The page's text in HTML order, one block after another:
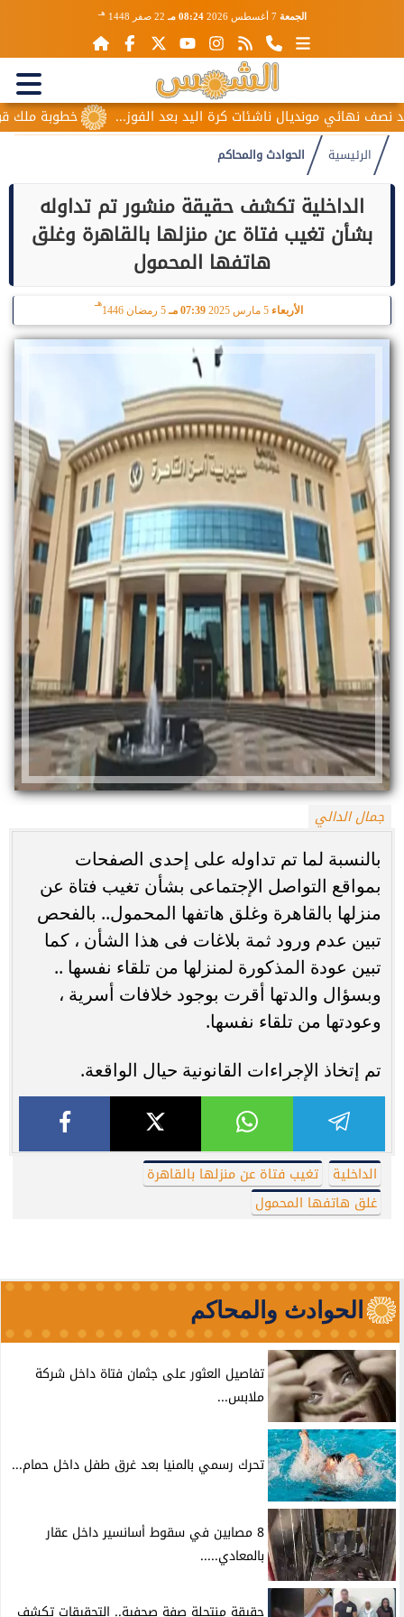
الجمعة 7 أغسطس 2026 08:24 مـ 22 صفر 1448 هـ
خطوبة ملك قورة مونديال ناشئات كرة اليد بعد الفوز...
الرئيسية الحوادث والمحاكم
الداخلية تكشف حقيقة منشور تم تداوله
بشأن تغيب فتاة عن منزلها بالقاهرة وغلق
هاتفها المحمول
الأربعاء 5 مارس 2025 07:39 مـ 5 رمضان 1446
هـ
جمال الدالي
بالنسبة لما تم تداوله على إحدى الصفحات
بمواقع التواصل الإجتماعى بشأن تغيب فتاة عن
منزلها بالقاهرة وغلق هاتفها المحمول.. بالفحص
تبين عدم ورود ثمة بلاغات فى هذا الشأن ، كما
تبين عودة المذكورة لمنزلها من تلقاء نفسها ..
وبسؤال والدتها أقرت بوجود خلافات أسرية ،
وعودتها من تلقاء نفسها.
تم إتخاذ الإجراءات القانونية حيال الواقعة.
الداخلية
تغيب فتاة عن منزلها بالقاهرة
غلق هاتفها المحمول
الحوادث والمحاكم
تفاصيل العثور على جثمان فتاة داخل شركة
ملابس...
تحرك رسمي بالمنيا بعد غرق طفل داخل حمام...
8 مصابين في سقوط أسانسير داخل عقار
بالمعادي.....